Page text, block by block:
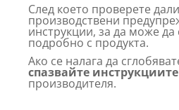
След което проверете
производствени
инструкции, за да може да
подробно с продукта.
Ако се налага да
спазвайте инструкциите
производителя.